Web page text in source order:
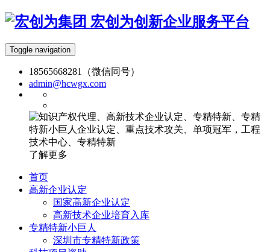
宏创为创新企业服务平台
Toggle navigation
18565668281（微信同号）
admin@hcwgx.com
了解更多
首页
高新企业认定
国家高新企业认定
高新技术企业培育入库
专精特新小巨人
深圳市专精特新政策